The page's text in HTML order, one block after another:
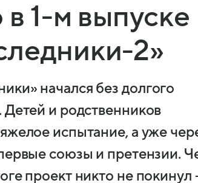
1-м выпуске
2»
начался без долгого
и родственников
испытание, а уже
союзы и претензии.
проект никто не покинул